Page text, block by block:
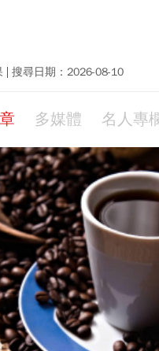
搜尋日期： 2026-08-10
多媒體 名人專